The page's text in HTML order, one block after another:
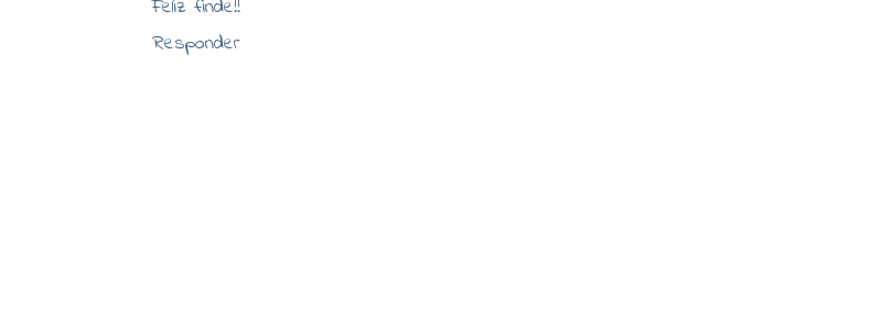
Feliz finde!!
Responder